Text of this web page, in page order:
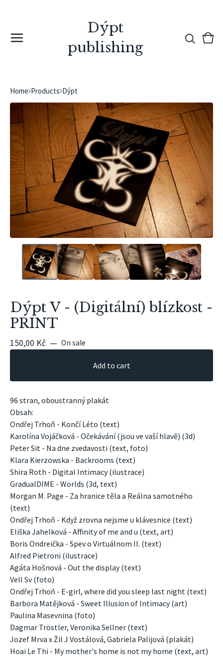
Dýpt
publishing
View
0
Home Products Dýpt
Dýpt V - (Digitální) blízkost -
PRINT
150,00 Kč — On sale
Add to cart
96 stran, oboustranný plakát
Obsah:
Ondřej Trhoň - Končí Léto (text)
Karolína Vojáčková - Očekávání (jsou ve vaší hlavě) (3d)
Peter Sit - Na dne zvedavosti (text, foto)
Klara Kierzowska - Backrooms (text)
Shira Roth - Digital Intimacy (ilustrace)
GradualDIME - Worlds (3d, text)
Morgan M. Page - Za hranice těla a Reálna samotného
(text)
Ondřej Trhoň - Když zrovna nejsme u klávesnice (text)
Eliška Jahelková - Affinity of me and u (text, art)
Boris Ondreička - Spev o Virtuálnom II. (text)
Alfred Pietroni (ilustrace)
Agáta Hošnová - Out the display (text)
Vell Sv (foto)
Ondřej Trhoň - E-girl, where did you sleep last night (text)
Barbora Matějková - Sweet Illusion of Intimacy (art)
Paulina Masevnina (foto)
Dagmar Tröstler, Veronika Sellner (text)
Jozef Mrva x Žil J Vostálová, Gabriela Palijová (plakát)
Hoai Le Thi - My mother's home is not my home (text, art)